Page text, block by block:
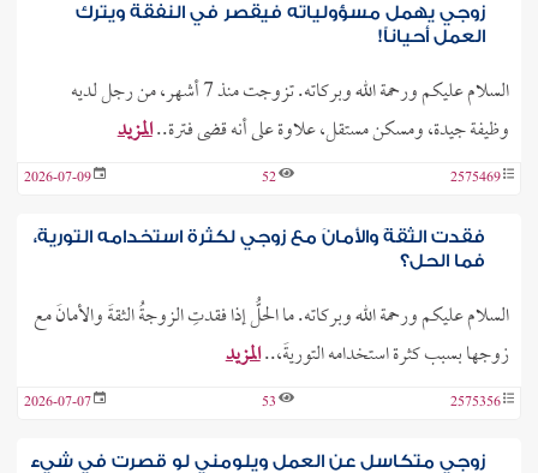
زوجي يهمل مسؤولياته فيقصر في النفقة ويترك
العمل أحياناً!
السلام عليكم ورحمة الله وبركاته. تزوجت منذ 7 أشهر، من رجل لديه
وظيفة جيدة، ومسكن مستقل، علاوة على أنه قضى فترة..المزيد
2575469
52
2026-07-09
فقدت الثقةَ والأمانَ مع زوجي لكثرة استخدامه التوريةَ،
فما الحل؟
السلام عليكم ورحمة الله وبركاته. ما الحلُّ إذا فقدتِ الزوجةُ الثقةَ والأمانَ مع
زوجها بسبب كثرة استخدامه التوريةَ،..المزيد
2575356
53
2026-07-07
زوجي متكاسل عن العمل ويلومني لو قصرت في شيء